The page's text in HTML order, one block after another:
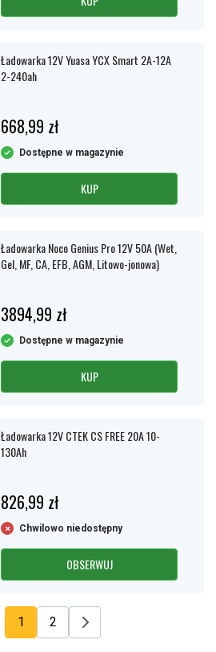
Ładowarka 12V Yuasa YCX Smart 2A-12A
2-240ah
668,99 zł
Dostępne w magazynie
KUP
Ładowarka Noco Genius Pro 12V 50A (Wet,
Gel, MF, CA, EFB, AGM, Litowo-jonowa)
3894,99 zł
Dostępne w magazynie
KUP
Ładowarka 12V CTEK CS FREE 20A 10-
130Ah
826,99 zł
Chwilowo niedostępny
OBSERWUJ
1 2